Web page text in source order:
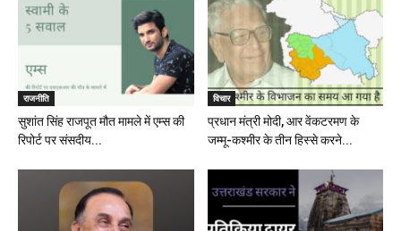
राजनीति
सुशांत सिंह राजपूत मौत मामले में एम्स की
रिपोर्ट पर संसदीय...
विचार
प्रधान मंत्री मोदी, आर वेंकटरमण के
जम्मू-कश्मीर के तीन हिस्से करने...